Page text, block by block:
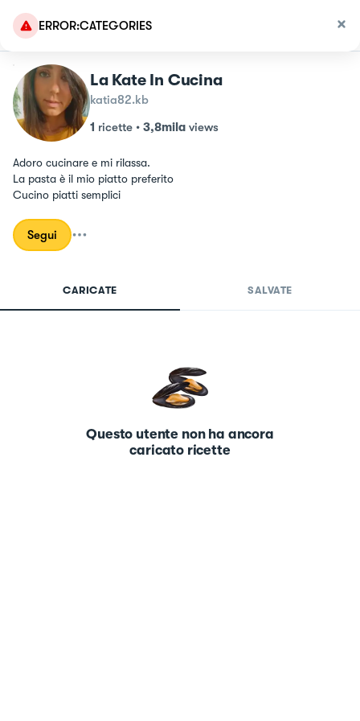
ERROR:CATEGORIES
La Kate In Cucina
katia82.kb
1 ricette • 3,8mila views
Adoro cucinare e mi rilassa.
La pasta è il mio piatto preferito
Cucino piatti semplici
Segui
CARICATE SALVATE
Questo utente non ha ancora
caricato ricette